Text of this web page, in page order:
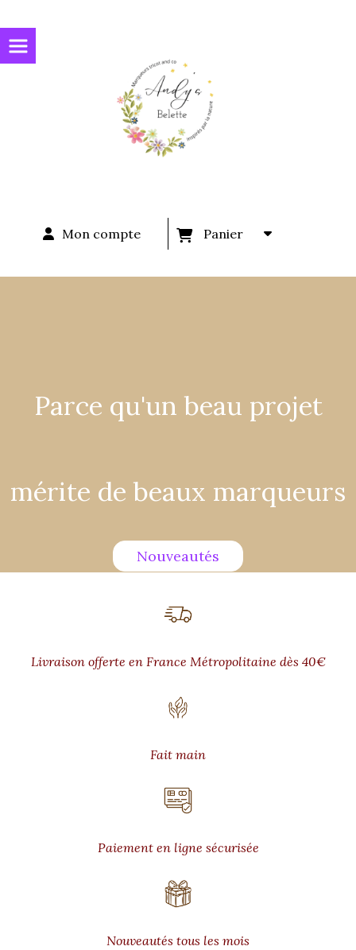
Mon compte Panier
Parce qu'un beau projet
mérite de beaux marqueurs
Nouveautés
Livraison offerte en France Métropolitaine dès 40€
Fait main
Paiement en ligne sécurisée
Nouveautés tous les mois